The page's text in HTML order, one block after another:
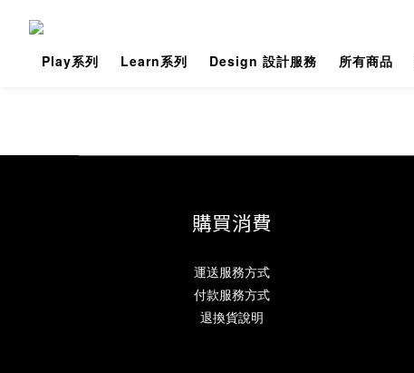
Play系列 Learn系列 Design 設計服務 所有商品
購買消費
運送服務方式
付款服務方式
退換貨說明